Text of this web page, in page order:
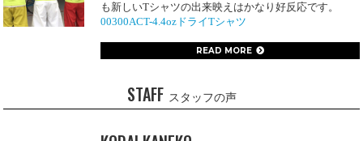
も新しいTシャツの出来映えはかなり好反応です。
00300ACT-4.4ozドライTシャツ
READ MORE
STAFF スタッフの声